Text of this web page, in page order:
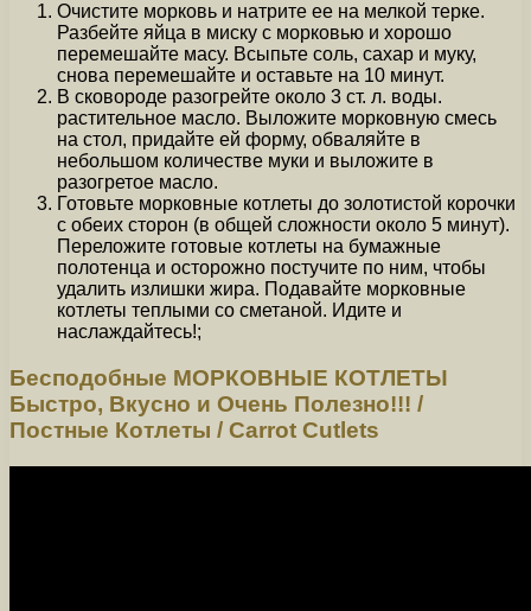
Очистите морковь и натрите ее на мелкой терке.
Разбейте яйца в миску с морковью и хорошо
перемешайте масу. Всыпьте соль, сахар и муку,
снова перемешайте и оставьте на 10 минут.
В сковороде разогрейте около 3 ст. л. воды.
растительное масло. Выложите морковную смесь
на стол, придайте ей форму, обваляйте в
небольшом количестве муки и выложите в
разогретое масло.
Готовьте морковные котлеты до золотистой корочки
с обеих сторон (в общей сложности около 5 минут).
Переложите готовые котлеты на бумажные
полотенца и осторожно постучите по ним, чтобы
удалить излишки жира. Подавайте морковные
котлеты теплыми со сметаной. Идите и
наслаждайтесь!;
Бесподобные МОРКОВНЫЕ КОТЛЕТЫ
Быстро, Вкусно и Очень Полезно!!! /
Постные Котлеты / Carrot Cutlets